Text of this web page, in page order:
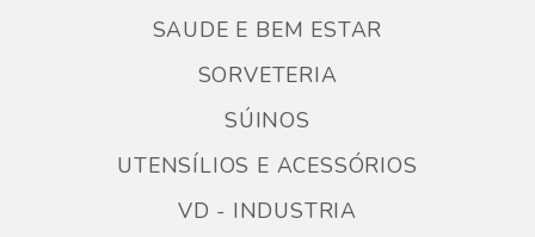
SAUDE E BEM ESTAR
SORVETERIA
SÚINOS
UTENSÍLIOS E ACESSÓRIOS
VD - INDUSTRIA